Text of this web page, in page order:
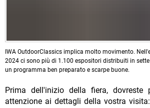
IWA OutdoorClassics implica molto movimento.
2024 ci sono più di 1.100 espositori distribuiti in
un programma ben preparato e scarpe buone.
Prima dell'inizio della fiera, dovreste
attenzione ai dettagli della vostra